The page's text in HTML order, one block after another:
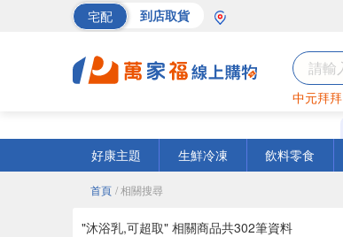
宅配 到店取貨
中元拜拜
好康主題
生鮮冷凍 飲料零食
首頁 / 相關搜尋
"沐浴乳,可超取" 相關商品共302筆資料